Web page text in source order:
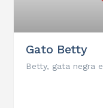
Gato Betty
Betty, gata negra